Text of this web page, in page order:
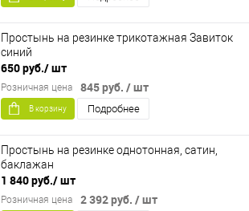
Простынь на резинке трикотажная Завиток
синий
650 руб./ шт
845 руб. / шт
Розничная цена
В корзину Подробнее
Простынь на резинке однотонная, сатин,
баклажан
1 840 руб./ шт
2 392 руб. / шт
Розничная цена